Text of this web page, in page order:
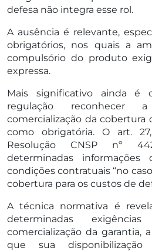
defesa não integra esse rol.
A ausência é relevante,
obrigatórios, nos quais a
compulsório do produto
expressa.
Mais significativo ainda
regulação reconhecer
comercialização da cobertura
como obrigatória. O art.
Resolução CNSP nº
determinadas informações
condições contratuais “no
cobertura para os custos de
A técnica normativa é
determinadas
comercialização da garantia,
que sua disponibilização